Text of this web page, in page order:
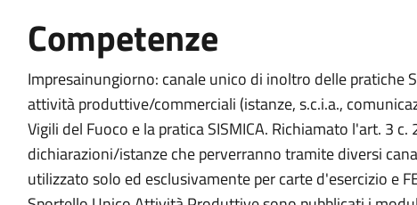
Competenze
Impresainungiorno: canale unico di inoltro delle pratiche
attività produttive/commerciali (istanze, s.c.i.a.,
Vigili del Fuoco e la pratica SISMICA. Richiamato l'art. 3
dichiarazioni/istanze che perverranno tramite diversi
utilizzato solo ed esclusivamente per carte d'esercizio e